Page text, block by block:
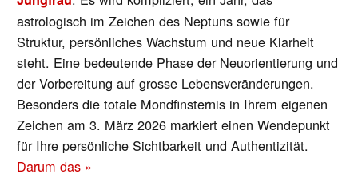
astrologisch im Zeichen des Neptuns sowie für
Struktur, persönliches Wachstum und neue Klarheit
steht. Eine bedeutende Phase der Neuorientierung und
der Vorbereitung auf grosse Lebensveränderungen.
Besonders die totale Mondfinsternis in Ihrem eigenen
Zeichen am 3. März 2026 markiert einen Wendepunkt
für Ihre persönliche Sichtbarkeit und Authentizität.
Darum das »